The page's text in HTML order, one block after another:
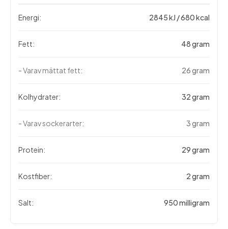
Energi: 2845 kJ / 680 kcal
Fett: 48 gram
- Varav mättat fett: 26 gram
Kolhydrater: 32 gram
- Varav sockerarter: 3 gram
Protein: 29 gram
Kostfiber: 2 gram
Salt: 950 milligram